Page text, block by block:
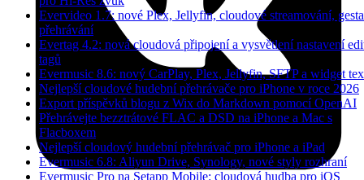
Evervideo 1.7: nové Plex, Jellyfin, cloudové streamování, gesta
přehrávání
Evertag 4.2: nová cloudová připojení a vysvětlení nastavení
tagů
Evermusic 8.6: nový CarPlay, Plex, Jellyfin, SFTP a widget
Nejlepší cloudové hudební přehrávače pro iPhone v roce 2026
Export příspěvků blogu z Wix do Markdown pomocí OpenAI
Přehrávejte bezztrátové FLAC a DSD na iPhone a Mac s
Flacboxem
Nejlepší cloudový hudební přehrávač pro iPhone a iPad
Evermusic 6.8: Aliyun Drive, Synology, nové styly rozhraní
Evermusic Pro na Setapp Mobile: cloudová hudba pro iOS